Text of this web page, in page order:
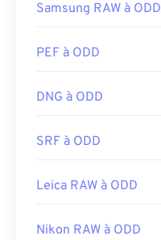
Samsung RAW à ODD
PEF à ODD
DNG à ODD
SRF à ODD
Leica RAW à ODD
Nikon RAW à ODD